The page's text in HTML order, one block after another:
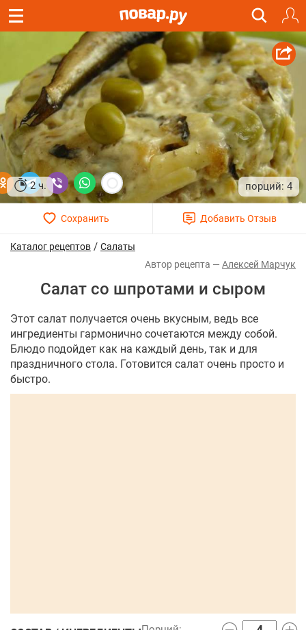
2 ч. 4
Каталог рецептов / Салаты
Алексей Марчук
Салат со шпротами и сыром
Этот салат получается очень вкусным, ведь все
ингредиенты гармонично сочетаются между собой.
Блюдо подойдет как на каждый день, так и для
праздничного стола. Готовится салат очень просто и
быстро.